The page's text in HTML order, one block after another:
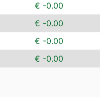
€ -0.00
€ -0.00
€ -0.00
€ -0.00